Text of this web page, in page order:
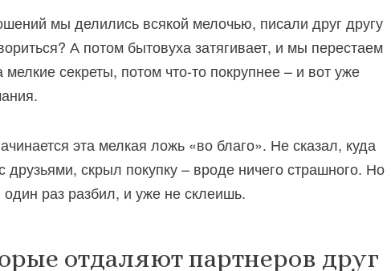
мы делились всякой мелочью, писали друг другу
А потом бытовуха затягивает, и мы перестаем
секреты, потом что-то покрупнее – и вот уже
эта мелкая ложь «во благо». Не сказал, куда
скрыл покупку – вроде ничего страшного. Но
раз разбил, и уже не склеишь.
отдаляют партнеров друг